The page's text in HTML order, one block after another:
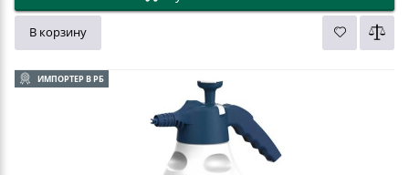
В корзину
ИМПОРТЕР В РБ